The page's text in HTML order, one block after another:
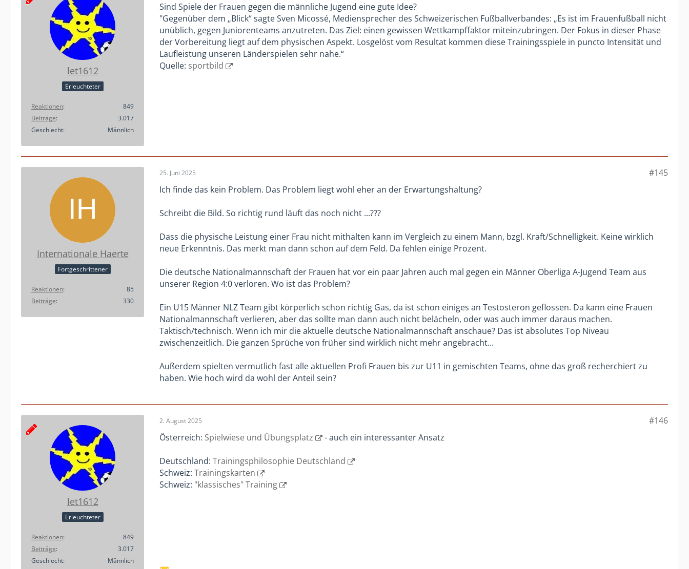
let1612
Erleuchteter
Reaktionen
849
Beiträge
3.017
Geschlecht
Männlich
Sind Spiele der Frauen gegen die männliche Jugend eine gute Idee?
"Gegenüber dem „Blick“ sagte Sven Micossé, Mediensprecher des Schweizerischen Fußballverbandes: „Es ist im Frauenfußball nicht
unüblich, gegen Juniorenteams anzutreten. Das Ziel: einen gewissen Wettkampffaktor miteinzubringen. Der Fokus in dieser Phase
der Vorbereitung liegt auf dem physischen Aspekt. Losgelöst vom Resultat kommen diese Trainingsspiele in puncto Intensität und
Laufleistung unseren Länderspielen sehr nahe.“
Quelle: sportbild
Internationale Haerte
Fortgeschrittener
Reaktionen
85
Beiträge
330
25. Juni 2025
#145
Ich finde das kein Problem. Das Problem liegt wohl eher an der Erwartungshaltung?
Schreibt die Bild. So richtig rund läuft das noch nicht ...???
Dass die physische Leistung einer Frau nicht mithalten kann im Vergleich zu einem Mann, bzgl. Kraft/Schnelligkeit. Keine wirklich
neue Erkenntnis. Das merkt man dann schon auf dem Feld. Da fehlen einige Prozent.
Die deutsche Nationalmannschaft der Frauen hat vor ein paar Jahren auch mal gegen ein Männer Oberliga A-Jugend Team aus
unserer Region 4:0 verloren. Wo ist das Problem?
Ein U15 Männer NLZ Team gibt körperlich schon richtig Gas, da ist schon einiges an Testosteron geflossen. Da kann eine Frauen
Nationalmannschaft verlieren, aber das sollte man dann auch nicht belächeln, oder was auch immer daraus machen.
Taktisch/technisch. Wenn ich mir die aktuelle deutsche Nationalmannschaft anschaue? Das ist absolutes Top Niveau
zwischenzeitlich. Die ganzen Sprüche von früher sind wirklich nicht mehr angebracht...
Außerdem spielten vermutlich fast alle aktuellen Profi Frauen bis zur U11 in gemischten Teams, ohne das groß recherchiert zu
haben. Wie hoch wird da wohl der Anteil sein?
let1612
Erleuchteter
Reaktionen
849
Beiträge
3.017
Geschlecht
Männlich
2. August 2025
#146
Österreich: Spielwiese und Übungsplatz - auch ein interessanter Ansatz
Deutschland: Trainingsphilosophie Deutschland
Schweiz: Trainingskarten
Schweiz: "klassisches" Training